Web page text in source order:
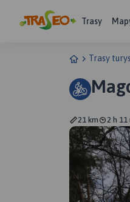
Trasy
Trasy
21 km 2 h 11